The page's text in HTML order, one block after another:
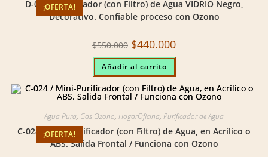
¡OFERTA!
D-007 / Purificador (con Filtro) de Agua VIDRIO Negro,
Decorativo. Confiable proceso con Ozono
$550.000 Original
price
was:
$550.000.
$440.000Current
is:
Añadir al carrito
¡OFERTA!
Agua Pura, Gas Ozono, HogarOficina, Purificador de Agua
C-024 / Mini-Purificador (con Filtro) de Agua, en Acrílico o
ABS. Salida Frontal / Funciona con Ozono